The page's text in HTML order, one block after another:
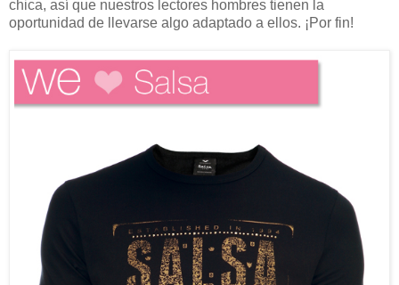
chica, así que nuestros lectores hombres tienen la
oportunidad de llevarse algo adaptado a ellos. ¡Por fin!